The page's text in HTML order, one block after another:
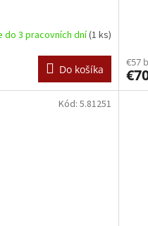
do 3 pracovních dní(1 ks)
Do košíka
€57
Kód: 5.81251